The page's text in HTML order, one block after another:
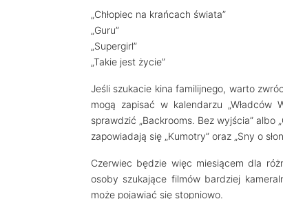
„Chłopiec na krańcach świata”
„Guru”
„Supergirl”
„Takie jest życie”
Jeśli szukacie kina familijnego, warto
mogą zapisać w kalendarzu „Władców
sprawdzić „Backrooms. Bez wyjścia” albo
zapowiadają się „Kumotry” oraz „Sny o
Czerwiec będzie więc miesiącem dla
osoby szukające filmów bardziej
może pojawiać się stopniowo.